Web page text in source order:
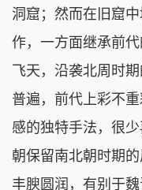
洞窟；然而在旧窟
作，一方面继承前
飞天，沿袭北周时
普遍，前代上彩不
感的独特手法，很
朝保留南北朝时期
丰腴圆润，有别于